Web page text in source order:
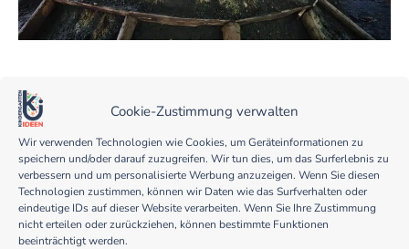
Cookie-Zustimmung verwalten
Wir verwenden Technologien wie Cookies, um Geräteinformationen zu
speichern und/oder darauf zuzugreifen. Wir tun dies, um das Surferlebnis zu
verbessern und um personalisierte Werbung anzuzeigen. Wenn Sie diesen
Technologien zustimmen, können wir Daten wie das Surfverhalten oder
eindeutige IDs auf dieser Website verarbeiten. Wenn Sie Ihre Zustimmung
nicht erteilen oder zurückziehen, können bestimmte Funktionen
beeinträchtigt werden.
Teile diesen Beitrag